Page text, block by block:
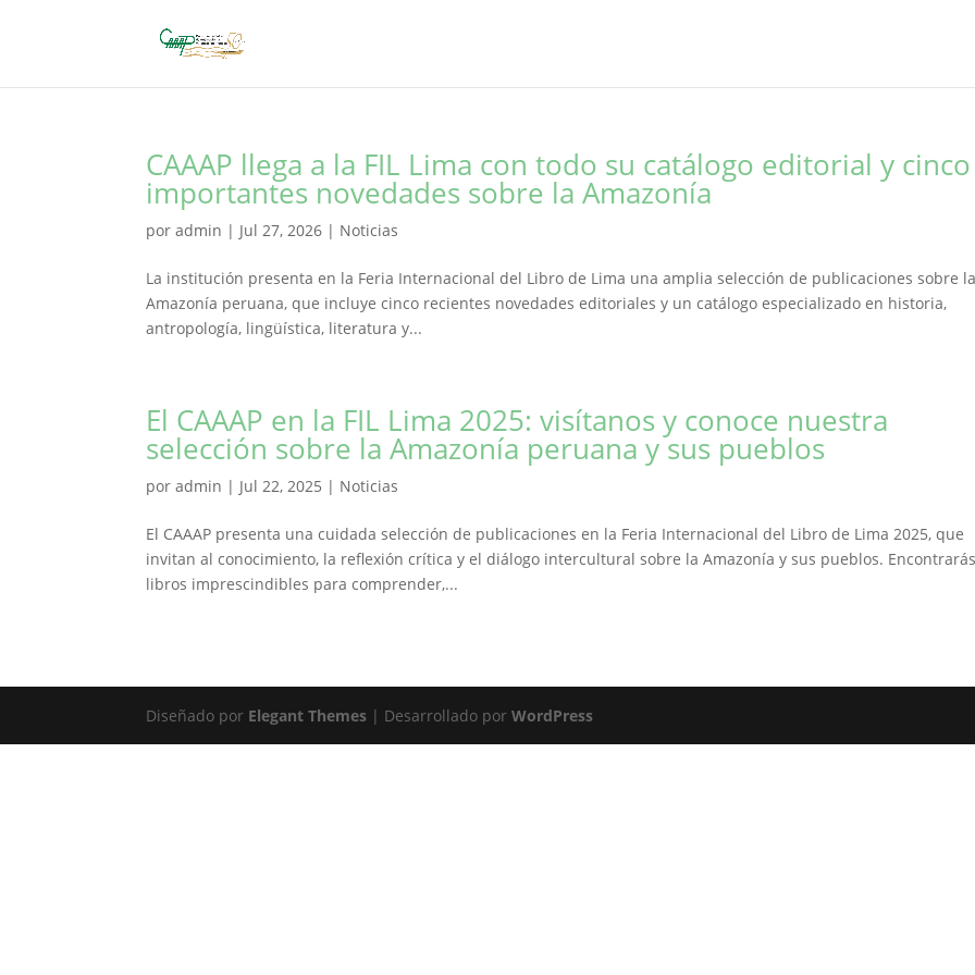
CAAAP llega a la FIL Lima con todo su catálogo editorial y cinco
importantes novedades sobre la Amazonía
poradmin | Jul 27, 2026 | Noticias
La institución presenta en la Feria Internacional del Libro de Lima una amplia selección de publicaciones sobre
Amazonía peruana, que incluye cinco recientes novedades editoriales y un catálogo especializado en historia,
antropología, lingüística, literatura y...
El CAAAP en la FIL Lima 2025: visítanos y conoce nuestra
selección sobre la Amazonía peruana y sus pueblos
poradmin | Jul 22, 2025 | Noticias
El CAAAP presenta una cuidada selección de publicaciones en la Feria Internacional del Libro de Lima 2025, que
invitan al conocimiento, la reflexión crítica y el diálogo intercultural sobre la Amazonía y sus pueblos.
libros imprescindibles para comprender,...
Diseñado por Elegant Themes | Desarrollado porWordPress